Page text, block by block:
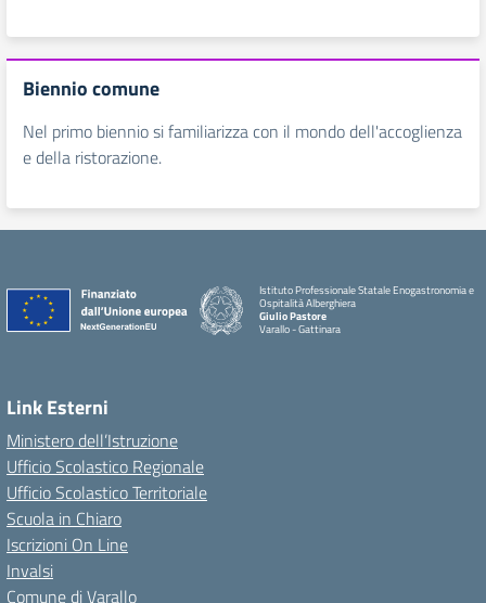
Biennio comune
Nel primo biennio si familiarizza con il mondo dell'accoglienza
e della ristorazione.
Istituto Professionale Statale Enogastronomia e
Ospitalità Alberghiera
Giulio Pastore
Varallo - Gattinara
Link Esterni
Ministero dell’Istruzione
Ufficio Scolastico Regionale
Ufficio Scolastico Territoriale
Scuola in Chiaro
Iscrizioni On Line
Invalsi
Comune di Varallo